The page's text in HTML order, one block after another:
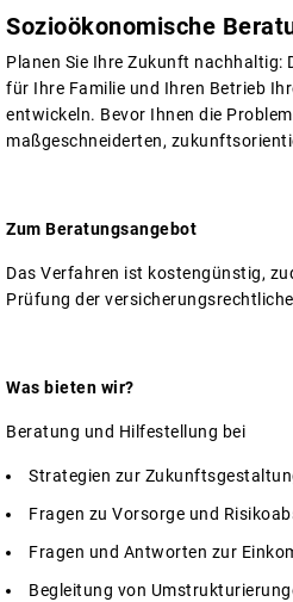
Sozioökonomische
Planen Sie Ihre Zukunft nachhaltig:
für Ihre Familie und Ihren Betrieb
entwickeln. Bevor Ihnen die
maßgeschneiderten,
Zum Beratungsangebot
Das Verfahren ist kostengünstig,
Prüfung der
Was bieten wir?
Beratung und Hilfestellung bei
Strategien zur
Fragen zu Vorsorge und
Fragen und Antworten zur
Begleitung von